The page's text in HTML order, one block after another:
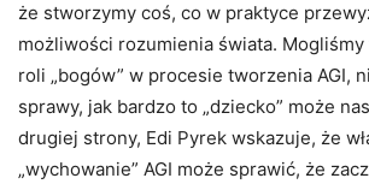
że stworzymy coś, co w praktyce
możliwości rozumienia świata.
roli „bogów” w procesie tworzenia AGI,
sprawy, jak bardzo to „dziecko” może
drugiej strony, Edi Pyrek wskazuje, że
„wychowanie” AGI może sprawić, że